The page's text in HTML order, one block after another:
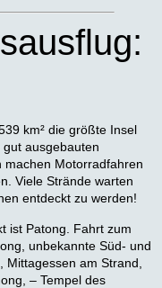
km² die größte Insel
ausgebauten
machen Motorradfahren
Viele Strände warten
entdeckt zu werden!
ist Patong. Fahrt zum
unbekannte Süd- und
am Strand,
– Tempel des